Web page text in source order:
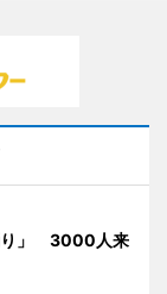
り」 3000人来